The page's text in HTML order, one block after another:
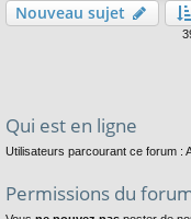
Nouveau sujet
Qui est en ligne
Utilisateurs parcourant ce forum :
Permissions du